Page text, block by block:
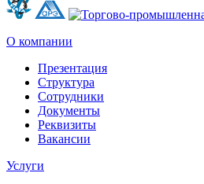
О компании
Презентация
Структура
Сотрудники
Документы
Реквизиты
Вакансии
Услуги